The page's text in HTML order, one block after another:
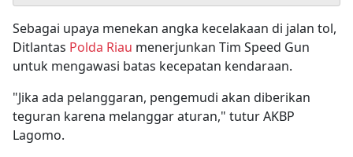
Sebagai upaya menekan angka kecelakaan di jalan tol,
Ditlantas Polda Riau menerjunkan Tim Speed Gun
untuk mengawasi batas kecepatan kendaraan.
"Jika ada pelanggaran, pengemudi akan diberikan
teguran karena melanggar aturan," tutur AKBP
Lagomo.